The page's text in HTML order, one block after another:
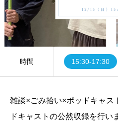
時間 15:30-17:30
雑談×ごみ拾い×ポッドキャス
ドキャストの公然収録を行い